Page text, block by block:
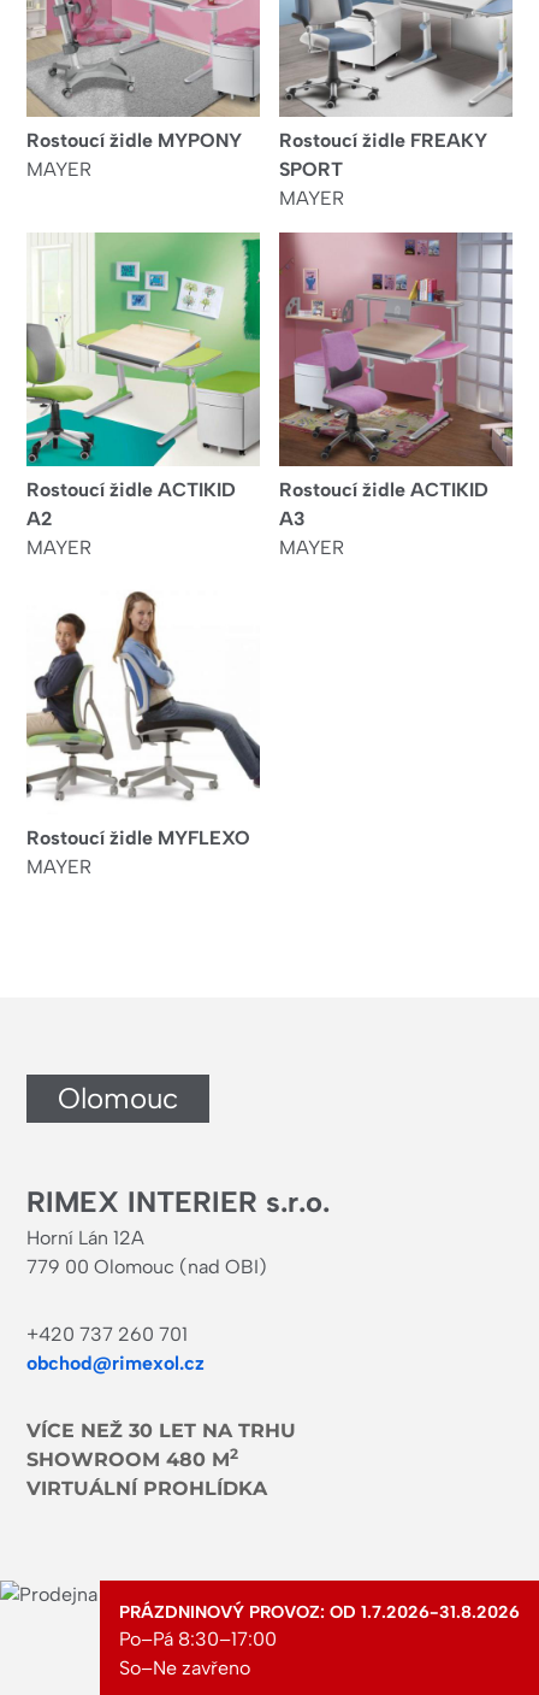
Rostoucí židle MYPONY
MAYER
Rostoucí židle FREAKY
SPORT
MAYER
Rostoucí židle ACTIKID
A2
MAYER
Rostoucí židle ACTIKID
A3
MAYER
Rostoucí židle MYFLEXO
MAYER
Olomouc
RIMEX INTERIER s.r.o.
Horní Lán 12A
779 00 Olomouc (nad OBI)
+420 737 260 701
obchod@rimexol.cz
VÍCE NEŽ 30 LET NA TRHU
SHOWROOM 480 M2
VIRTUÁLNÍ PROHLÍDKA
PRÁZDNINOVÝ PROVOZ: OD 1.7.2026-31.8.2026
Po–Pá 8:30–17:00
So–Ne zavřeno